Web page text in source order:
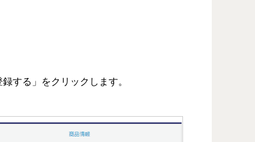
する」をクリックします。